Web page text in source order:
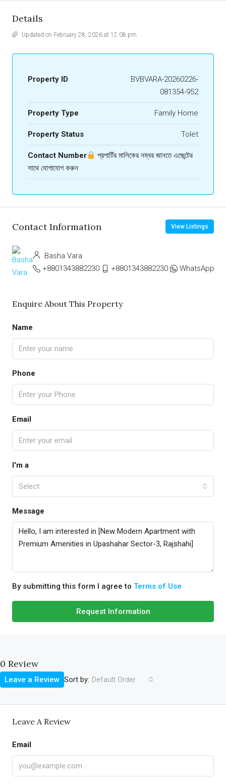
Details
Updated on February 28, 2026 at 12:08 pm
Property ID
BVBVARA-20260226-
081354-952
Property Type Family Home
Property Status Tolet
Contact Number
প্রপার্টির মালিকের নম্বর জানতে এজেন্টের
সাথে যোগাযোগ করুন
Contact Information View Listings
Basha Vara
+8801343882230
+8801343882230 WhatsApp
Enquire About This Property
Name
Phone
Email
I'm a
Select
Message
By submitting this form I agree to Terms of Use
Request Information
0 Review
Sort by: Default Order
Leave a Review
Leave A Review
Email